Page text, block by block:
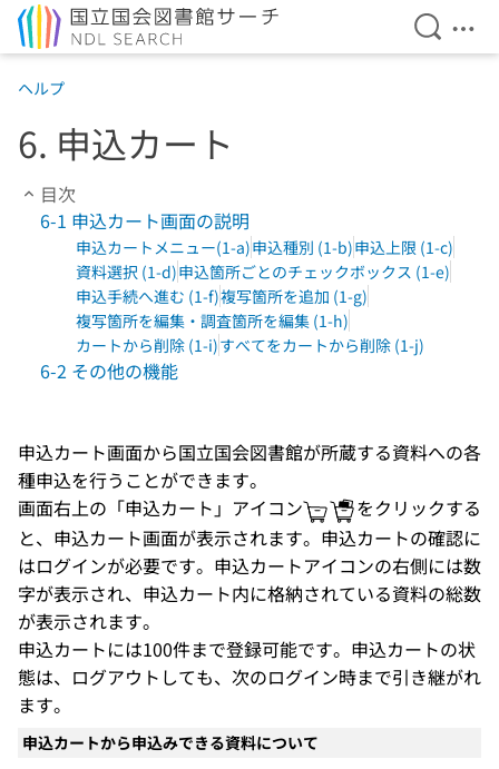
検索を
メ
ヘルプ
6. 申込カート
目次
6-1 申込カート画面の説明
申込カートメニュー(1-a)申込種別 (1-b)申込上限 (1-c)
資料選択 (1-d)申込箇所ごとのチェックボックス (1-e)
申込手続へ進む (1-f)複写箇所を追加 (1-g)
複写箇所を編集・調査箇所を編集 (1-h)
カートから削除 (1-i)すべてをカートから削除 (1-j)
6-2 その他の機能
申込カート画面から国立国会図書館が所蔵する資料への各
種申込を行うことができます。
画面右上の「申込カート」アイコン
をクリックする
と、申込カート画面が表示されます。申込カートの確認に
はログインが必要です。申込カートアイコンの右側には数
字が表示され、申込カート内に格納されている資料の総数
が表示されます。
申込カートには100件まで登録可能です。申込カートの状
態は、ログアウトしても、次のログイン時まで引き継がれ
ます。
申込カートから申込みできる資料について